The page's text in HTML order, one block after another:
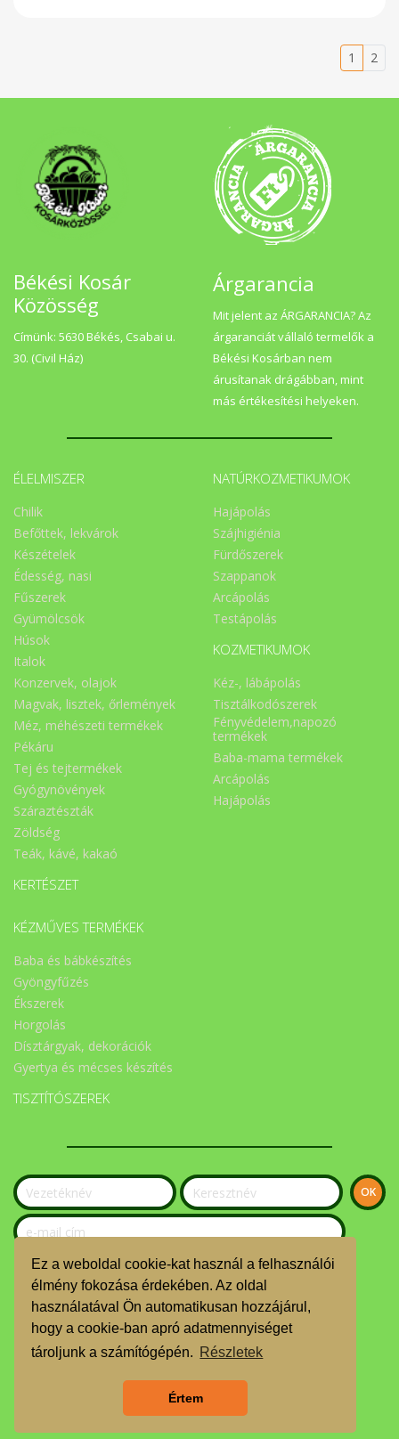
Ez a weboldal cookie-kat használ a felhasználói
élmény fokozása érdekében. Az oldal
használatával Ön automatikusan hozzájárul,
hogy a cookie-ban apró adatmennyiséget
tároljunk a számítógépén. Részletek
Értem
1 2
Békési Kosár
Közösség
Címünk: 5630 Békés, Csabai u.
30. (Civil Ház)
Árgarancia
Mit jelent az ÁRGARANCIA? Az
árgaranciát vállaló termelők a
Békési Kosárban nem
árusítanak drágábban, mint
más értékesítési helyeken.
ÉLELMISZER
Chilik
Befőttek, lekvárok
Készételek
Édesség, nasi
Fűszerek
Gyümölcsök
Húsok
Italok
Konzervek, olajok
Magvak, lisztek, őrlemények
Méz, méhészeti termékek
Pékáru
Tej és tejtermékek
Gyógynövények
Száraztészták
Zöldség
Teák, kávé, kakaó
KERTÉSZET
NATÚRKOZMETIKUMOK
Hajápolás
Szájhigiénia
Fürdőszerek
Szappanok
Arcápolás
Testápolás
KOZMETIKUMOK
Kéz-, lábápolás
Tisztálkodószerek
Fényvédelem,napozó
termékek
Baba-mama termékek
Arcápolás
Hajápolás
KÉZMŰVES TERMÉKEK
Baba és bábkészítés
Gyöngyfűzés
Ékszerek
Horgolás
Dísztárgyak, dekorációk
Gyertya és mécses készítés
TISZTÍTÓSZEREK
Szeretnék feliratkozni a hírlevélre.
© Békési Kosár Közösség 2024
ÁSZF
GDPR